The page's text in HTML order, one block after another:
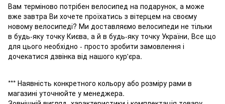
Вам терміново потрібен велосипед на подарунок, а може
вже завтра Ви хочете проїхатись з вітерцем на своєму
новому велосипеді? Ми доставляємо велосипеди не тільки
в будь-яку точку Києва, а й в будь-яку точку України, Все що
для цього необхідно - просто зробити замовлення і
дочекатися дзвінка від нашого кур'єра.
*** Наявність конкретного кольору або розміру рами в
магазині уточнюйте у менеджера.